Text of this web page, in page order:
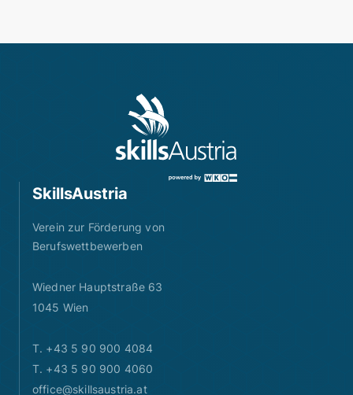
SkillsAustria
Verein zur Förderung von
Berufswettbewerben
Wiedner Hauptstraße 63
1045 Wien
T. +43 5 90 900 4084
T. +43 5 90 900 4060
office@skillsaustria.at